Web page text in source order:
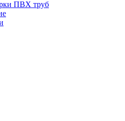
ПВХ труб